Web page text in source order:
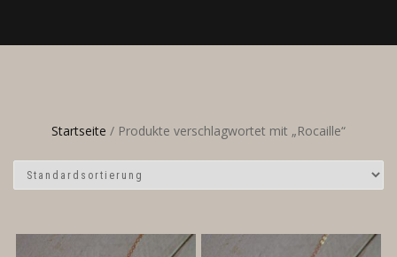
Startseite / Produkte verschlagwortet mit „Rocaille“